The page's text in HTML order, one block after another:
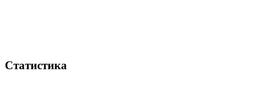
Статистика